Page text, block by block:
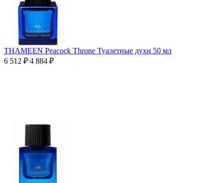
THAMEEN Peacock Throne Туалетные духи 50 мл
6 512 ₽ 4 884 ₽